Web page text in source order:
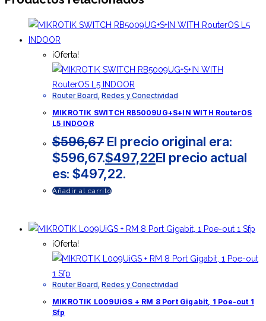
¡Oferta!
Router Board, Redes y Conectividad
MIKROTIK SWITCH RB5009UG+S+IN WITH RouterOS
L5 INDOOR
$596,67 El precio original era:
$596,67.$497,22El precio actual
es: $497,22.
Añadir al carrito
¡Oferta!
Router Board Redes y Conectividad
MIKROTIK L009UiGS + RM 8 Port Gigabit, 1 Poe-out 1
Sfp